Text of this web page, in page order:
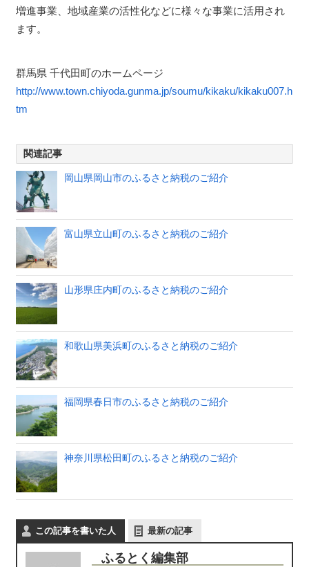
増進事業、地域産業の活性化などに様々な事業に活用され
ます。
群馬県 千代田町のホームページ
http://www.town.chiyoda.gunma.jp/soumu/kikaku/kikaku007.h
tm
関連記事
岡山県岡山市のふるさと納税のご紹介
富山県立山町のふるさと納税のご紹介
山形県庄内町のふるさと納税のご紹介
和歌山県美浜町のふるさと納税のご紹介
福岡県春日市のふるさと納税のご紹介
神奈川県松田町のふるさと納税のご紹介
この記事を書いた人 最新の記事
ふるとく編集部